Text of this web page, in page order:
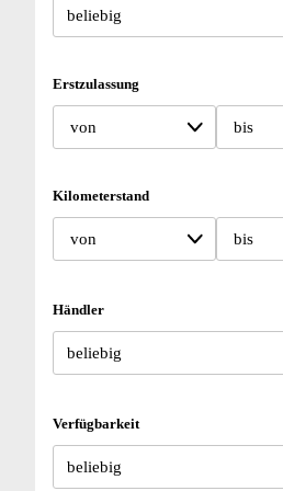
Erstzulassung
von bis
Kilometerstand
von bis
Händler
Verfügbarkeit